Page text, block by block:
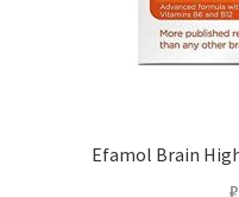
Efamol Brain
₽